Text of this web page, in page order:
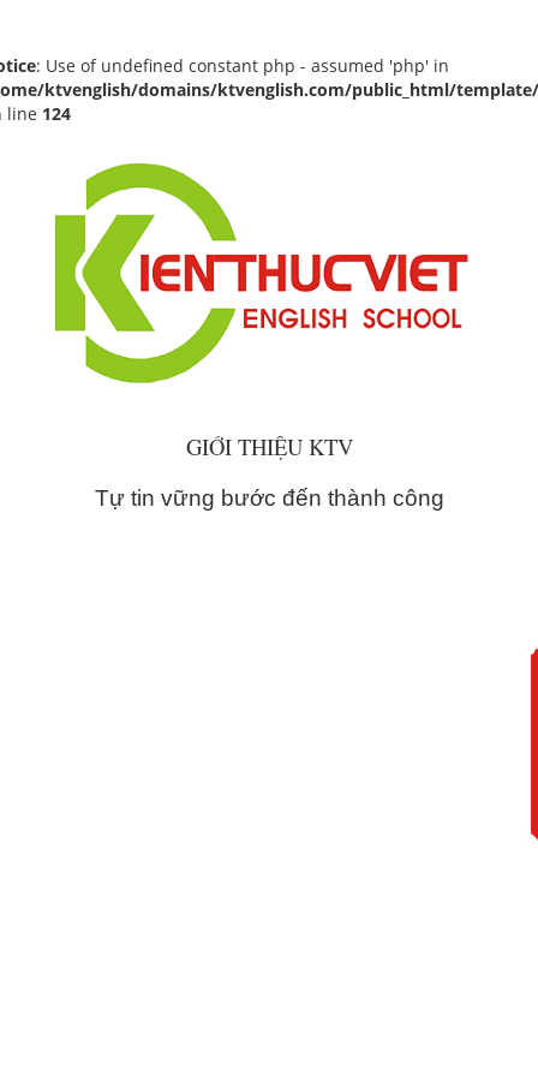
: Use of undefined constant php - assumed 'php' in
ktvenglish/domains/ktvenglish.com/public_html/
line 124
GIỚI THIỆU KTV
Tự tin vững bước đến thành công